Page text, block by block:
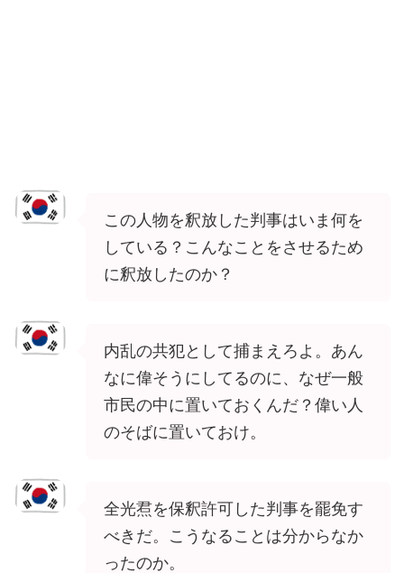
この人物を釈放した判事はいま何を
している？こんなことをさせるため
に釈放したのか？
内乱の共犯として捕まえろよ。あん
なに偉そうにしてるのに、なぜ一般
市民の中に置いておくんだ？偉い人
のそばに置いておけ。
全光焄を保釈許可した判事を罷免す
べきだ。こうなることは分からなか
ったのか。